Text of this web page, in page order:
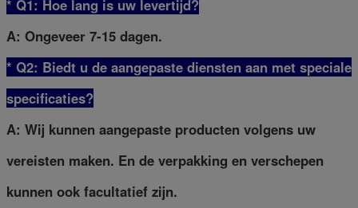
* Q1: Hoe lang is uw levertijd?
A: Ongeveer 7-15 dagen.
* Q2: Biedt u de aangepaste diensten aan met speciale
specificaties?
A: Wij kunnen aangepaste producten volgens uw
vereisten maken. En de verpakking en verschepen
kunnen ook facultatief zijn.